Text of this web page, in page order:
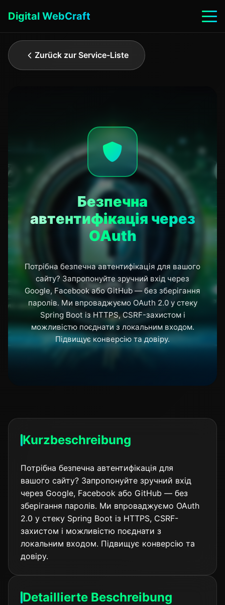
Digital WebCraft
Zurück zur Service-Liste
Безпечна
автентифікація через
OAuth
Потрібна безпечна автентифікація для вашого
сайту? Запропонуйте зручний вхід через
Google, Facebook або GitHub — без зберігання
паролів. Ми впроваджуємо OAuth 2.0 у стеку
Spring Boot із HTTPS, CSRF-захистом і
можливістю поєднати з локальним входом.
Підвищує конверсію та довіру.
Kurzbeschreibung
Потрібна безпечна автентифікація для
вашого сайту? Запропонуйте зручний вхід
через Google, Facebook або GitHub — без
зберігання паролів. Ми впроваджуємо OAuth
2.0 у стеку Spring Boot із HTTPS, CSRF-
захистом і можливістю поєднати з
локальним входом. Підвищує конверсію та
довіру.
Detaillierte Beschreibung